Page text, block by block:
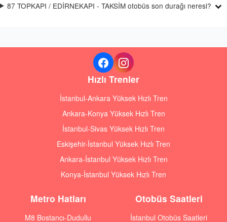
87 TOPKAPI / EDİRNEKAPI - TAKSİM otobüs son durağı neresi?
Hızlı Trenler
İstanbul-Ankara Yüksek Hızlı Tren
Ankara-Konya Yüksek Hızlı Tren
İstanbul-Sivas Yüksek Hızlı Tren
Eskişehir-İstanbul Yüksek Hızlı Tren
Ankara-İstanbul Yüksek Hızlı Tren
Konya-İstanbul Yüksek Hızlı Tren
Metro Hatları
M8 Bostancı-Dudullu
Otobüs Saatleri
İstanbul Otobüs Saatleri